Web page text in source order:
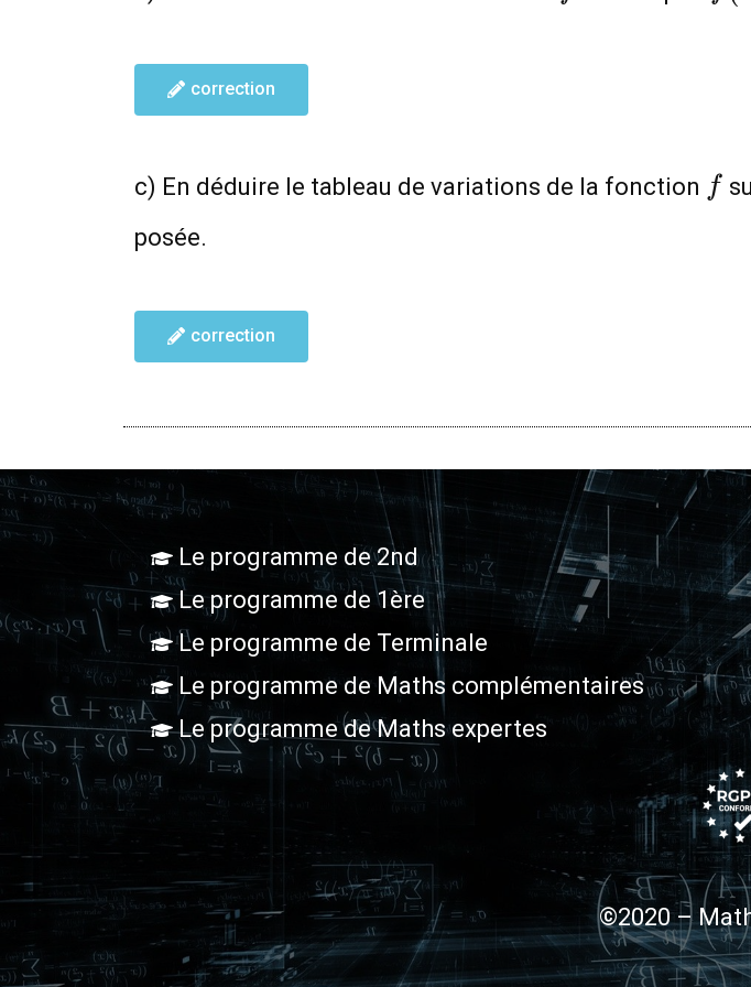
correction
c) En déduire le tableau de variations de la fonction ff
posée.
correction
Le programme de 2nd
Le programme de 1ère
Le programme de Terminale
Le programme de Maths complémentaires
Le programme de Maths expertes
©2020 –